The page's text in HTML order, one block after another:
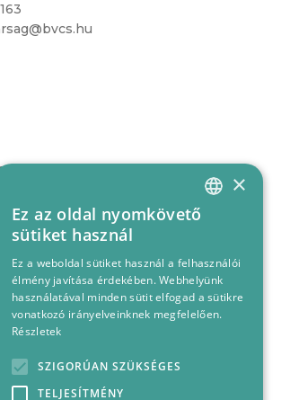
ADATOK –
HUNGARIAN
×
Ez az oldal nyomkövető
sütiket használ
Ez a weboldal sütiket használ a felhasználói
élmény javítása érdekében. Webhelyünk
használatával minden sütit elfogad a sütikre
vonatkozó irányelveinknek megfelelően.
Részletek
SZIGORÚAN SZÜKSÉGES
TELJESÍTMÉNY